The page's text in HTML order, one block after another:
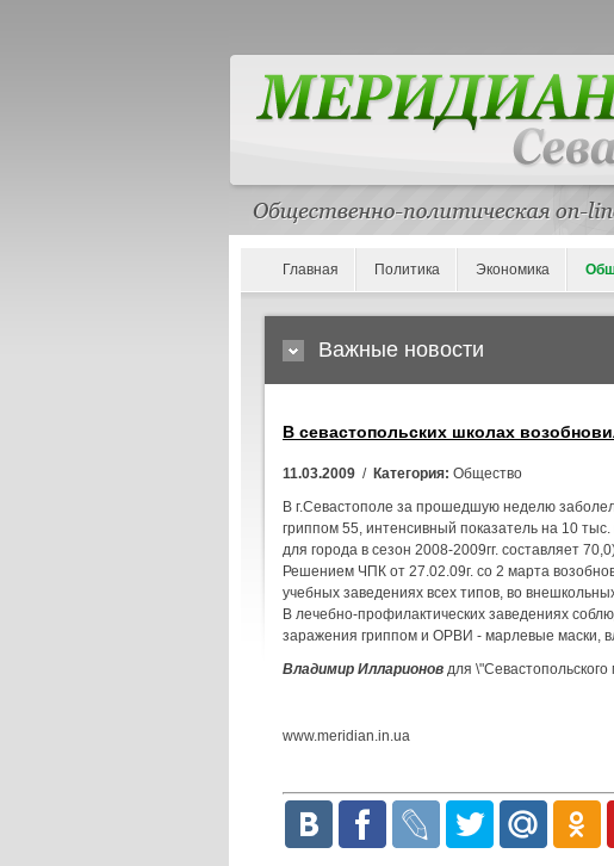
Главная Политика Экономика
Важные новости
В севастопольских школах
11.03.2009 / Категория: Общество
В г.Севастополе за прошедшую неделю
гриппом 55, интенсивный показатель на 10
для города в сезон 2008-2009гг. составляет
Решением ЧПК от 27.02.09г. со 2 марта
учебных заведениях всех типов, во
В лечебно-профилактических заведениях
заражения гриппом и ОРВИ - марлевые маски,
Владимир Илларионов для
www.meridian.in.ua